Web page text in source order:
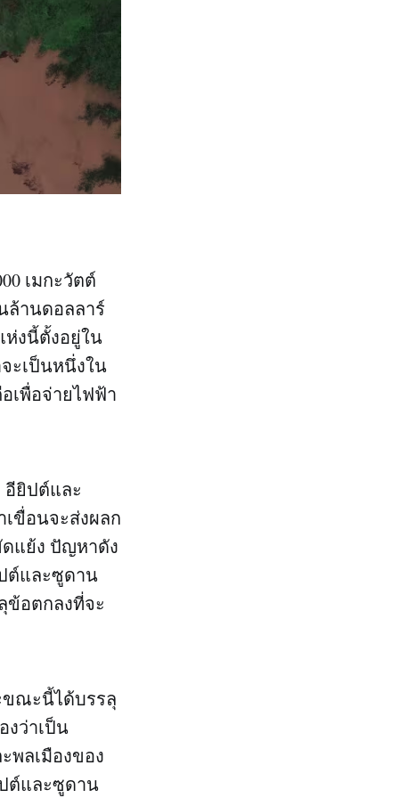
เมกะวัตต์
ล้านดอลลาร์
ห่งนี้ตั้งอยู่ใน
ะเป็นหนึ่งใน
เพื่อจ่ายไฟฟ้า
อียิปต์และ
ขื่อนจะส่งผลก
แย้ง ปัญหาดัง
ต์และซูดาน
ข้อตกลงที่จะ
ขณะนี้ได้บรรลุ
งว่าเป็น
พลเมืองของ
ต์และซูดาน